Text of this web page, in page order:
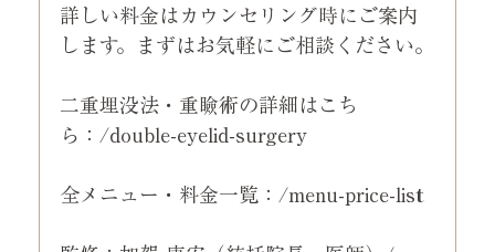
詳しい料金はカウンセリング時にご案内
します。まずはお気軽にご相談ください。
二重埋没法・重瞼術の詳細はこち
ら：/double-eyelid-surgery
全メニュー・料金一覧：/menu-price-list